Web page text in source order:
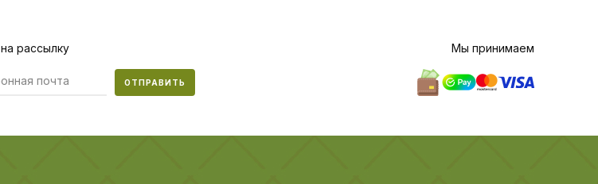
рассылку
ОТПРАВИТЬ
Мы принимаем